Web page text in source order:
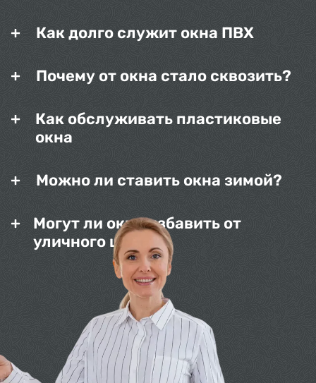
Как долго служит окна ПВХ
Почему от окна стало сквозить?
Как обслуживать пластиковые
окна
Можно ли ставить окна зимой?
Могут ли окна избавить от
уличного шума?